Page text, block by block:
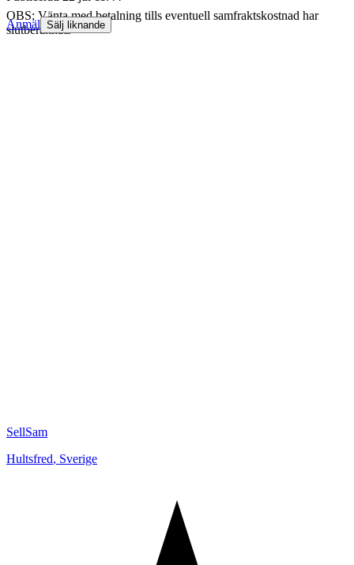
OBS: Vänta med betalning tills eventuell samfraktskostnad har
slutberäknats
Anmäl Sälj liknande
SellSam
Hultsfred, Sverige